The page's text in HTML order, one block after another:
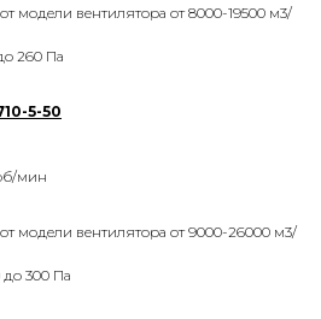
модели вентилятора от 8000-19500 м3/
260 Па
5-50
мин
модели вентилятора от 9000-26000 м3/
300 Па